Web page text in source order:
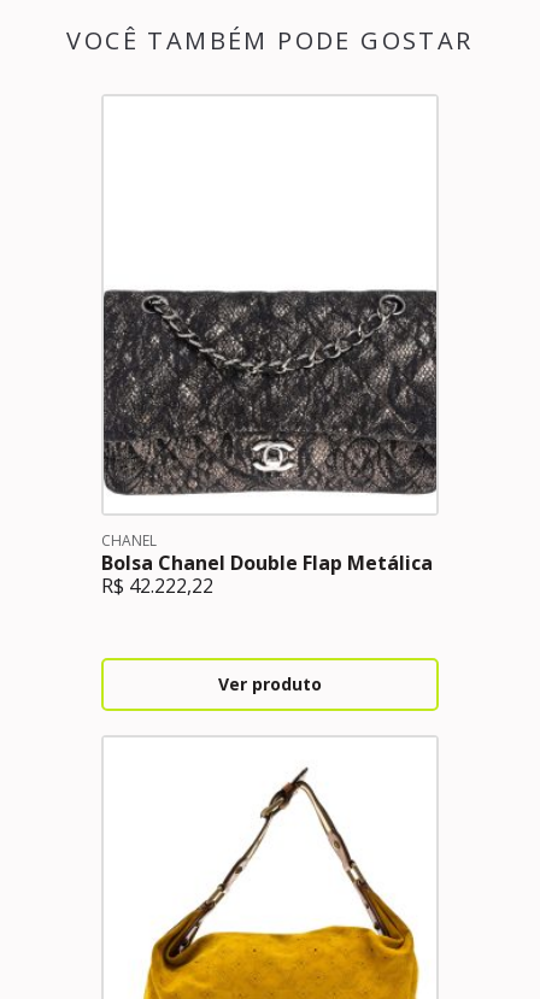
VOCÊ TAMBÉM PODE GOSTAR
CHANEL
Bolsa Chanel Double Flap Metálica
R$ 42.222,22
Ver produto